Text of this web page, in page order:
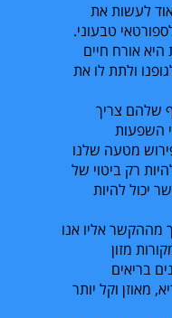
לעשות את
טבעוני.
אורח חיים
ולתת לו את
שלהם צריך
השפעות
מטעה שלנו
רק ביטוי של
בשר יכול להיות
מההקשר אליו אנו
מזון
בריאים
מאוזן וקל יותר